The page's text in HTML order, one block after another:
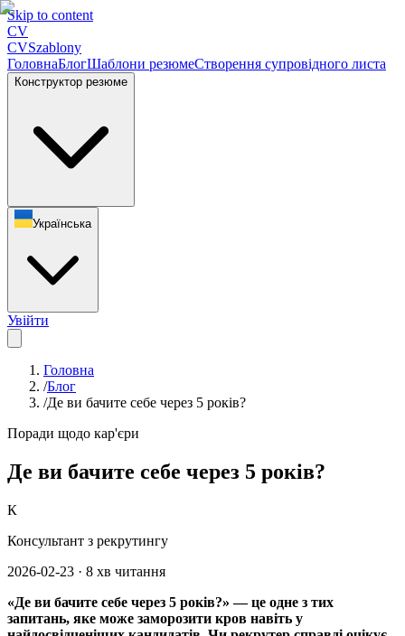
Skip to content
CV
CVSzablony
ГоловнаБлогШаблони резюмеСтворення супровідного листа
Конструктор резюме
Українська
Увійти
Головна
/Блог
/Де ви бачите себе через 5 років?
Поради щодо кар'єри
Де ви бачите себе через 5 років?
К
Консультант з рекрутингу
2026-02-23 · 8 хв читання
«Де ви бачите себе через 5 років?» — це одне з тих
запитань, яке може заморозити кров навіть у